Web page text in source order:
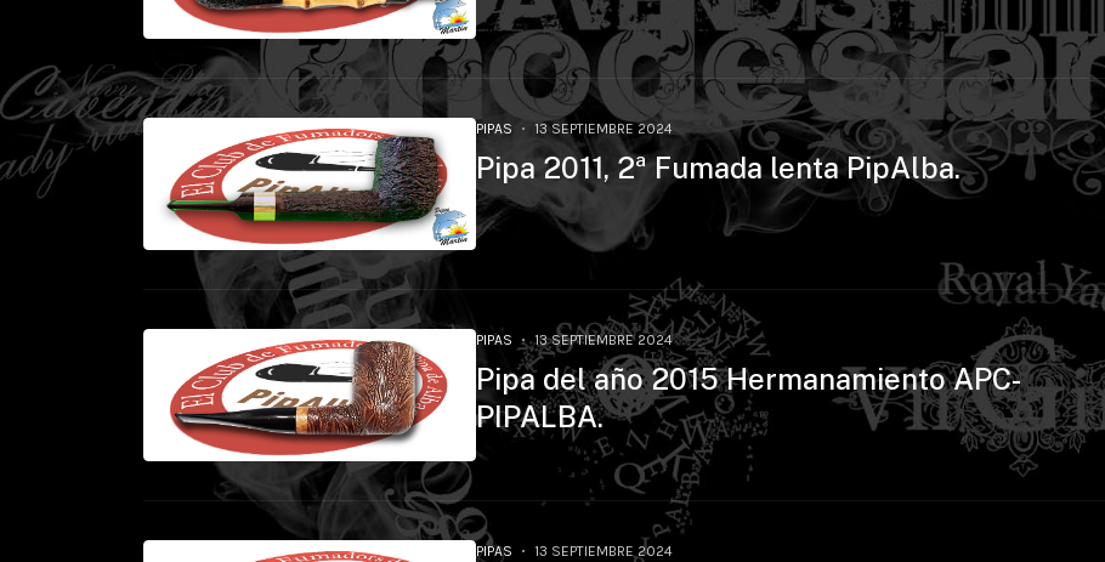
PIPAS 13 SEPTIEMBRE 2024
Pipa 2011, 2ª Fumada lenta PipAlba.
PIPAS 13 SEPTIEMBRE 2024
Pipa del año 2015 Hermanamiento APC-
PIPALBA.
PIPAS 13 SEPTIEMBRE 2024